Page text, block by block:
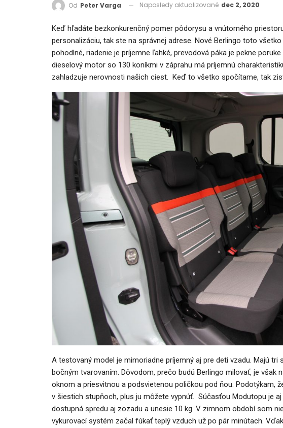
Od Peter Varga Naposledy aktualizované dec 2, 2020
Keď hľadáte bezkonkurenčný pomer pôdorysu a vnútorného
personalizáciu, tak ste na správnej adrese. Nové Berlingo toto
pohodlné, riadenie je príjemne ľahké, prevodová páka je pekne
dieselový motor so 130 koníkmi v záprahu má príjemnú
zahladzuje nerovnosti našich ciest. Keď to všetko spočítame, tak
A testovaný model je mimoriadne príjemný aj pre deti vzadu. Majú
bočným tvarovaním. Dôvodom, prečo budú Berlingo milovať, je
oknom a priesvitnou a podsvietenou poličkou pod ňou. Podotýkam,
v šiestich stupňoch, plus ju môžete vypnúť. Súčasťou Modutopu je
dostupná spredu aj zozadu a unesie 10 kg. V zimnom období som
vykurovací systém začal fúkať teplý vzduch už po pár minútach.
TEST: Ford Kuga Hybrid má veľký
2,5-litrový motor. Pôjde to…
Peter varga júl 31, 2026